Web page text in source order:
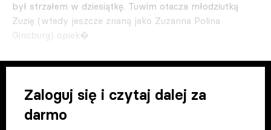
był strzałem w dziesiątkę. Tuwim otacza młodziutką
Zuzię (wtedy jeszcze znaną jako Zuzanna Polina
Gincburg) opiek�
Zaloguj się i czytaj dalej za
darmo